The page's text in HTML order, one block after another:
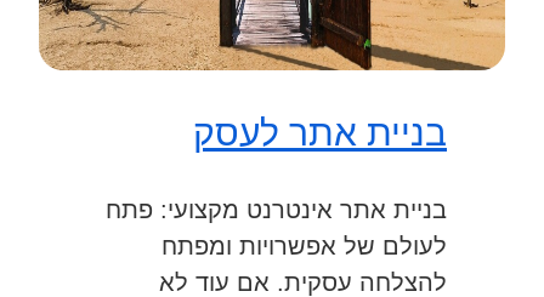
בניית אתר לעסק
בניית אתר אינטרנט מקצועי: פתח
לעולם של אפשרויות ומפתח
להצלחה עסקית. אם עוד לא